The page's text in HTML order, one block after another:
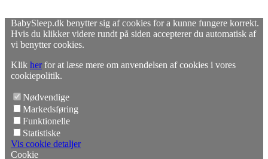
BabySleep.dk benytter sig af cookies for a kunne fungere korrekt.
Hvis du klikker videre rundt på siden accepterer du automatisk af
vi benytter cookies.
Klik her for at læse mere om anvendelsen af cookies i vores
cookiepolitik.
Nødvendige
Markedsføring
Funktionelle
Statistiske
Vis cookie detaljer
Cookie